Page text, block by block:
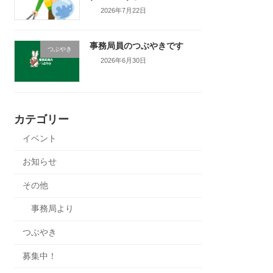
2026年7月22日
つぶやき 事務局員のつぶやきです
2026年6月30日
カテゴリー
イベント
お知らせ
その他
事務局より
つぶやき
募集中！